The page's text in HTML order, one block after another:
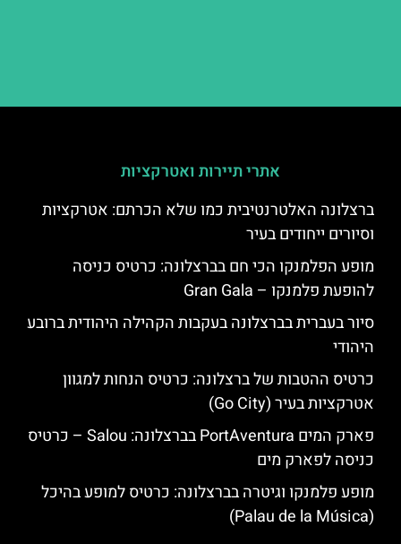
אתרי תיירות ואטרקציות
ברצלונה האלטרנטיבית כמו שלא הכרתם: אטרקציות
וסיורים ייחודים בעיר
מופע הפלמנקו הכי חם בברצלונה: כרטיס כניסה
להופעת פלמנקו – Gran Gala
סיור בעברית בברצלונה בעקבות הקהילה היהודית ברובע
היהודי
כרטיס ההטבות של ברצלונה: כרטיס הנחות למגוון
אטרקציות בעיר (Go City)
פארק המים PortAventura בברצלונה: Salou – כרטיס
כניסה לפארק מים
מופע פלמנקו וגיטרה בברצלונה: כרטיס למופע בהיכל
(Palau de la Música)